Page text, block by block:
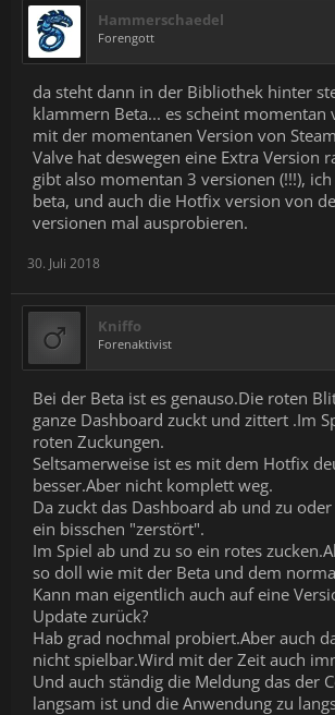
Hammerschaedel
Forengott
da steht dann in der Bibliothek hinter
klammern Beta... es scheint momentan
mit der momentanen Version von
Valve hat deswegen eine Extra Version
gibt also momentan 3 versionen (!!!),
beta, und auch die Hotfix version von
versionen mal ausprobieren.
30. Juli 2018
Kniffo
Forenaktivist
Bei der Beta ist es genauso.Die roten
ganze Dashboard zuckt und zittert .Im
roten Zuckungen.
Seltsamerweise ist es mit dem Hotfix
besser.Aber nicht komplett weg.
Da zuckt das Dashboard ab und zu
ein bisschen "zerstört".
Im Spiel ab und zu so ein rotes
so doll wie mit der Beta und dem
Kann man eigentlich auch auf eine
Update zurück?
Hab grad nochmal probiert.Aber auch
nicht spielbar.Wird mit der Zeit auch
Und auch ständig die Meldung das der
langsam ist und die Anwendung zu